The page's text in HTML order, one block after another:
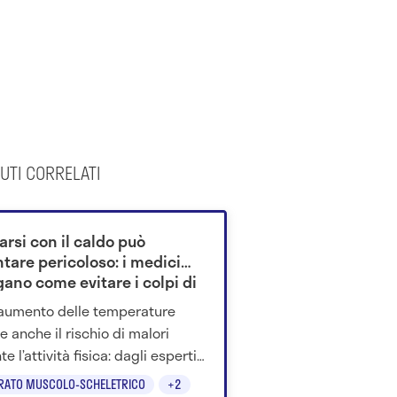
CORRELATI
MUSCOLO-SCHELETRICO +2
con il caldo può
pericoloso: i medici
come evitare i colpi di
delle temperature
anche il rischio di malori
l’attività fisica: dagli esperti
consigli su idratazione e